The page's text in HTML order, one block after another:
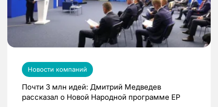
Новости компаний
Почти 3 млн идей: Дмитрий Медведев
рассказал о Новой Народной программе ЕР